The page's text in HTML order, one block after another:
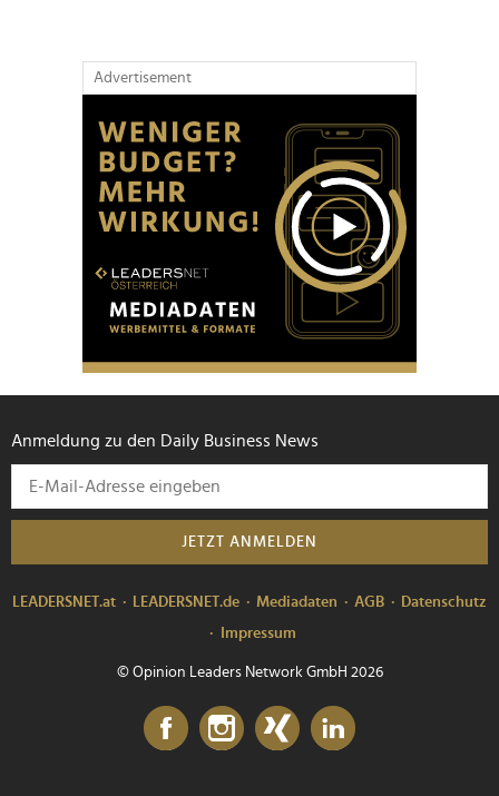
Advertisement
Anmeldung zu den Daily Business News
JETZT ANMELDEN
LEADERSNET.at LEADERSNET.de Mediadaten AGB
Datenschutz
Impressum
© Opinion Leaders Network GmbH 2026